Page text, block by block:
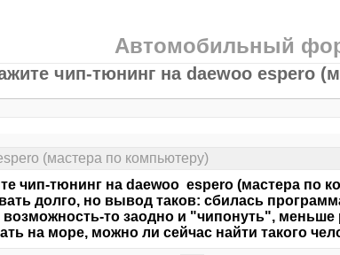
Автомобильный
чип-тюнинг на daewoo espero
(мастера по компьютеру)
чип-тюнинг на daewoo espero (мастера по
долго, но вывод таков: сбилась
возможность-то заодно и "чипонуть", меньше
на море, можно ли сейчас найти такого